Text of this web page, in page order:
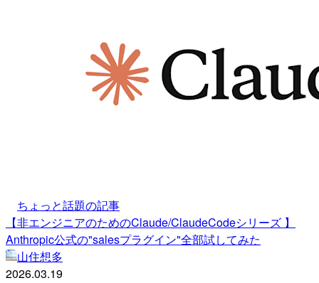
ちょっと話題の記事
【非エンジニアのためのClaude/ClaudeCodeシリーズ 】
Anthropic公式の"salesプラグイン"全部試してみた
山住想多
2026.03.19